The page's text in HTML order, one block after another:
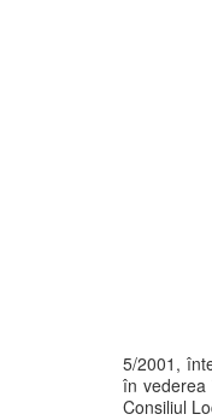
5/2001,
în vederea
Consiliul